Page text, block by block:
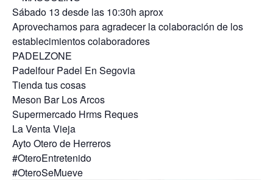
Sábado 13 desde las 10:30h aprox
Aprovechamos para agradecer la colaboración de los
establecimientos colaboradores
PADELZONE
Padelfour Padel En Segovia
Tienda tus cosas
Meson Bar Los Arcos
Supermercado Hrms Reques
La Venta Vieja
Ayto Otero de Herreros
#OteroEntretenido
#OteroSeMueve